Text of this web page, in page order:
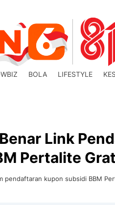
BOLA LIFESTYLE
Link
Pertalite
pendaftaran kupon subsidi BBM